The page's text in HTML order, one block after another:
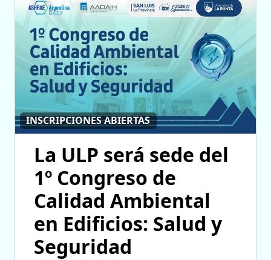
INSCRIPCIONES ABIERTAS
La ULP será sede del
1º Congreso de
Calidad Ambiental
en Edificios: Salud y
Seguridad